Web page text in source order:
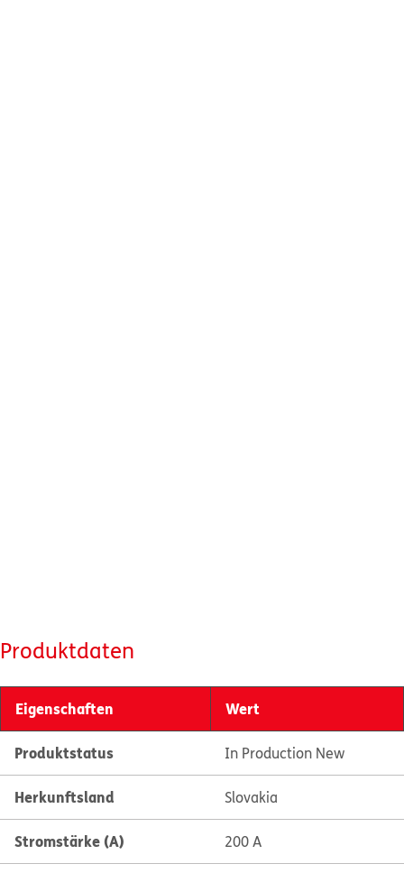
Produktdaten
Eigenschaften Wert
Produktstatus In Production New
Herkunftsland Slovakia
Stromstärke (A) 200 A